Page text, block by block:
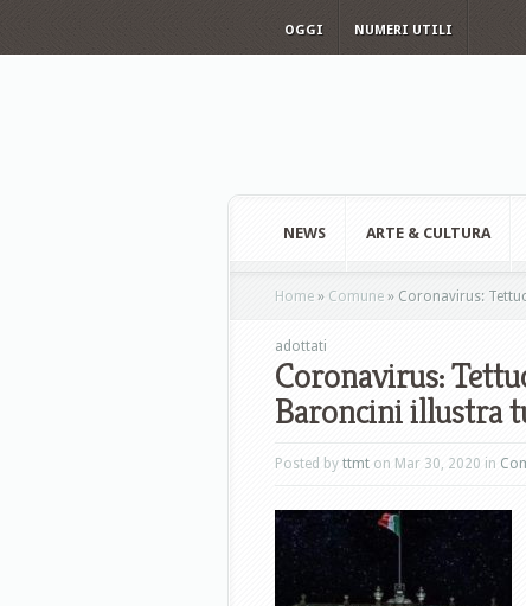
OGGI NUMERI UTILI
NEWS ARTE & CULTURA
Home » Comune » Coronavirus:
adottati
Coronavirus:
Baroncini illustra
Posted by ttmt on Mar 30, 2020 in